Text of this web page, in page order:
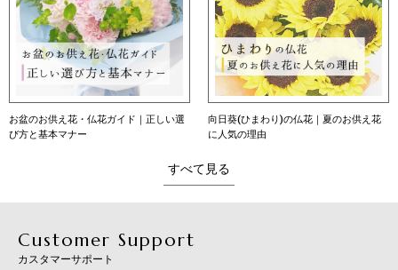
向日葵(ひまわり)の仏花｜夏のお供え花
に人気の理由
向日葵（ひまわり）の花言葉｜本数別の
意味・育て方・贈り方
すべて見る
Customer Support
カスタマーサポート